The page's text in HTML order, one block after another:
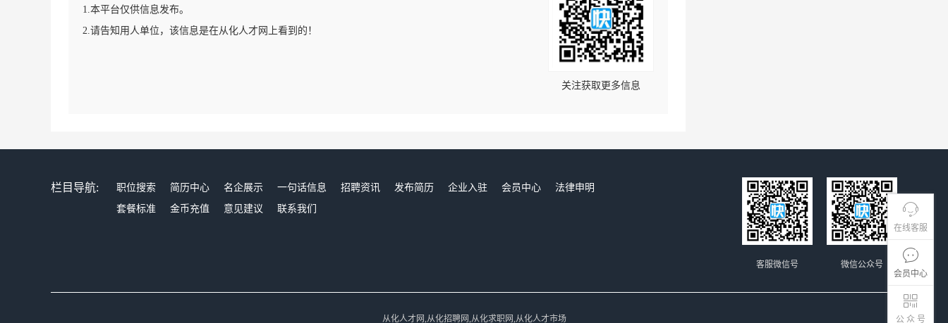
在线客服
会员中心
公 众 号
1.本平台仅供信息发布。
2.请告知用人单位，该信息是在从化人才网上看到的！
关注获取更多信息
栏目导航: 职位搜索 简历中心 名企展示 一句话信息 招聘资讯 发布简历 企业入驻 会员中心
法律申明
套餐标准
金币充值 意见建议 联系我们
微信公众号
客服微信号
从化人才网,从化招聘网,从化求职网,从化人才市场